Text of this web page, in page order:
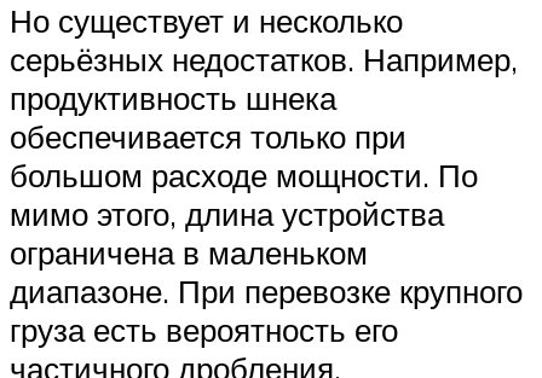
Но существует и несколько
серьёзных недостатков. Например,
продуктивность шнека
обеспечивается только при
большом расходе мощности. По
мимо этого, длина устройства
ограничена в маленьком
диапазоне. При перевозке крупного
груза есть вероятность его
частичного дробления.